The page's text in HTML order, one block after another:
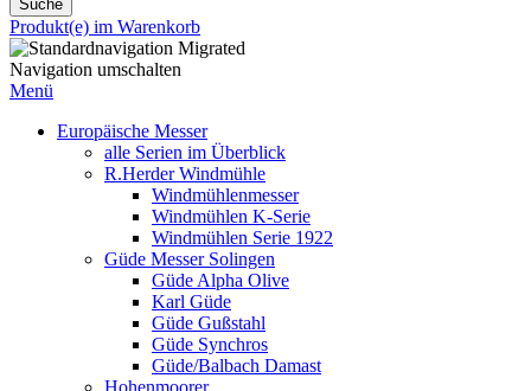
Suche
Produkt(e) im Warenkorb
Navigation umschalten
Menü
Europäische Messer
alle Serien im Überblick
R.Herder Windmühle
Windmühlenmesser
Windmühlen K-Serie
Windmühlen Serie 1922
Güde Messer Solingen
Güde Alpha Olive
Karl Güde
Güde Gußstahl
Güde Synchros
Güde/Balbach Damast
Hohenmoorer